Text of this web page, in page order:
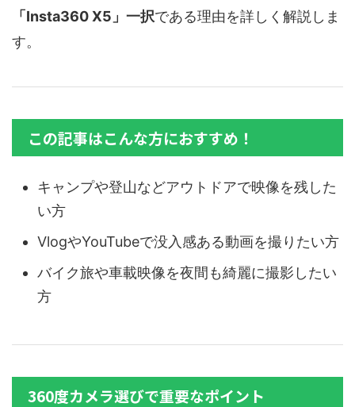
「Insta360 X5」一択である理由を詳しく解説しま
す。
この記事はこんな方におすすめ！
キャンプや登山などアウトドアで映像を残した
い方
VlogやYouTubeで没入感ある動画を撮りたい方
バイク旅や車載映像を夜間も綺麗に撮影したい
方
360度カメラ選びで重要なポイント